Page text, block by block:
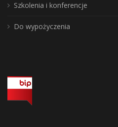
Szkolenia i konferencje
Do wypożyczenia